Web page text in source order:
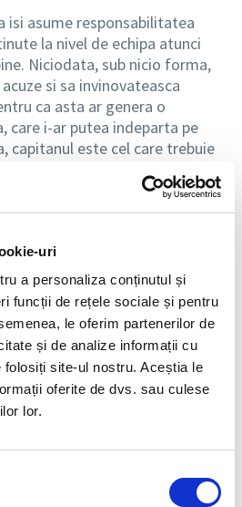
uri
a personaliza conținutul și
funcții de rețele sociale și pentru
le oferim partenerilor de
și de analize informații cu
site-ul nostru. Aceștia le
oferite de dvs. sau culese
lor.
isi asume responsabilitatea
la nivel de echipa atunci
Niciodata, sub nicio forma,
si sa invinovateasca
ca asta ar genera o
care i-ar putea indeparta pe
capitanul este cel care trebuie
la fel cum un bun lider trebuie
neajunsurile si sa schimbe
isi anuleze concedii
cu care un angajat se
managerul sa ii ceara sa isi
cu saptamani sau chiar
cat nu este vorba despre un
cu un asemenea grad de
companiei sa depinda
munca intr-o perioada in care
propunerea de anulare a